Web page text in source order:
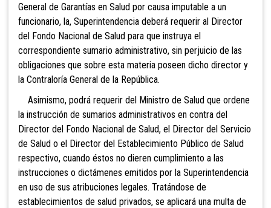
General de Garantías en Salud por causa imputable a un
funcionario, la, Superintendencia deberá requerir al Director
del Fondo Nacional de Salud para que instruya el
correspondiente sumario administrativo, sin perjuicio de las
obligaciones que sobre esta materia poseen dicho director y
la Contraloría General de la República.
Asimismo, podrá requerir del Ministro de Salud que ordene
la instrucción de sumarios administrativos en contra del
Director del Fondo Nacional de Salud, el Director del Servicio
de Salud o el Director del Establecimiento Público de Salud
respectivo, cuando éstos no dieren cumplimiento a las
instrucciones o dictámenes emitidos por la Superintendencia
en uso de sus atribuciones legales. Tratándose de
establecimientos de salud privados, se aplicará una multa de